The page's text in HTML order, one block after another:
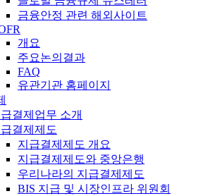
금융안정 관련 해외사이트
개요
주요논의결과
FAQ
유관기관 홈페이지
결제업무 소개
결제제도
지급결제제도 개요
지급결제제도와 중앙은행
우리나라의 지급결제제도
BIS 지급 및 시장인프라 위원회